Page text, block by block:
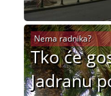
Tko će
Jadranu
Nema radnika?